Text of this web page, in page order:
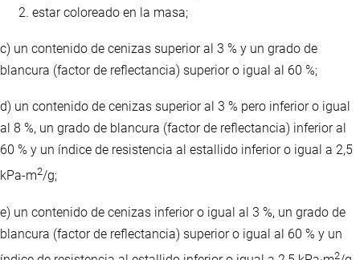
estar coloreado en la masa;
c) un contenido de cenizas superior al 3 % y un grado de
blancura (factor de reflectancia) superior o igual al 60 %;
d) un contenido de cenizas superior al 3 % pero inferior o igual
al 8 %, un grado de blancura (factor de reflectancia) inferior al
60 % y un índice de resistencia al estallido inferior o igual a 2,5
kPa-m2/g;
e) un contenido de cenizas inferior o igual al 3 %, un grado de
blancura (factor de reflectancia) superior o igual al 60 % y un
2